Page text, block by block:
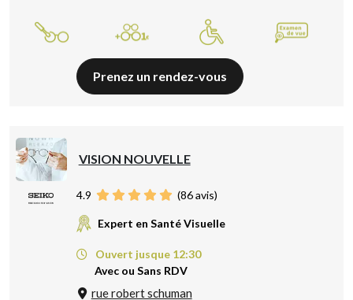
Prenez un rendez-vous
VISION NOUVELLE
4.9 (86avis)
Expert en Santé Visuelle
Ouvert jusque 12:30
Avec ou Sans RDV
rue robert schuman